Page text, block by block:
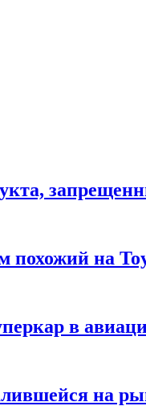
похожий на
в
на